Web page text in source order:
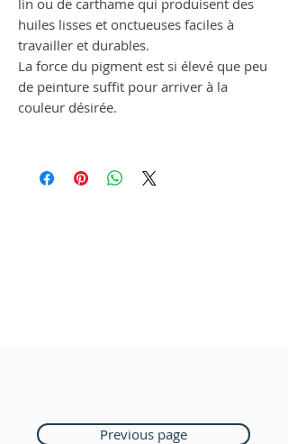
huiles lisses et onctueuses faciles à
travailler et durables.
La force du pigment est si élevé que peu
de peinture suffit pour arriver à la
couleur désirée.
Previous page